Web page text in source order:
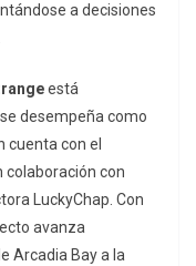
a decisiones
está
desempeña como
cuenta con el
colaboración con
LuckyChap. Con
avanza
Arcadia Bay a la